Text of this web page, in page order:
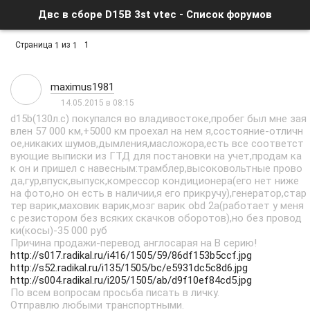
Двс в сборе D15B 3st vtec - Список форумов
Страница 1 из 1 1
maximus1981
14.05.2015 в 08:15
d15b(130л.с) покупался во владивостоке,пробег был мне зая
влен 57 000 км,+5000 км проехал на нем я,состояние-отличн
ое,никаких шумов,дымления,масложора,есть все соответст
вующие выписки из ГТД для постановки на учет,продам ка
к он и пришел с навесным:трамблер,высоковольтные прово
да,гур,впуск,выпуск,комрессор кондиционера(его нет ниже
на фото,но он есть в наличии,я его прикручу),генератор,стар
тер варик,маховик варик,мозг варик obd 2a(работает у меня
с резистором без всяких скачков оборотов),но без провод
ки(косы)-35 000 руб
Причина продажи-перевод англосарая на B серию!
http://s017.radikal.ru/i416/1505/59/86df153b5ccf.jpg
http://s52.radikal.ru/i135/1505/bc/e5931dc5c8d6.jpg
http://s004.radikal.ru/i205/1505/ab/d9f10ef84cd5.jpg
По всем вопросам просьба писать в личку.
Отправлю любыми транспортными.